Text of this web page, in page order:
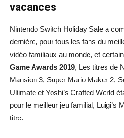
vacances
Nintendo Switch Holiday Sale a
dernière, pour tous les fans du
vidéo familiaux au monde, et
Game Awards 2019, Les titres de
Mansion 3, Super Mario Maker 2,
Ultimate et Yoshi’s Crafted World
pour le meilleur jeu familial, Luigi’s
titre.